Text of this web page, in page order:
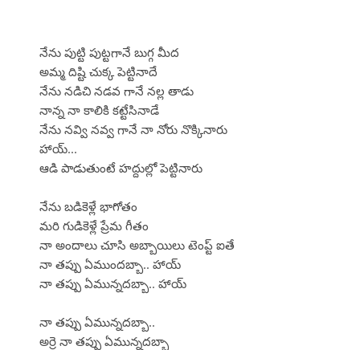
నేను పుట్టి పుట్టగానే బుగ్గ మీద
అమ్మ దిష్టి చుక్క పెట్టినాదే
నేను నడిచి నడవ గానే నల్ల తాడు
నాన్న నా కాలికి కట్టేసినాడే
నేను నవ్వి నవ్వ గానే నా నోరు నొక్కినారు
హాయ్...
ఆడి పాడుతుంటే హద్దుల్లో పెట్టినారు
నేను బడికెళ్లే భాగోతం
మరి గుడికెళ్లే ప్రేమ గీతం
నా అందాలు చూసి అబ్బాయిలు టెంప్ట్ ఐతే
నా తప్పు ఏముందబ్బా.. హాయ్
నా తప్పు ఏమున్నదబ్బా.. హాయ్
నా తప్పు ఏమున్నదబ్బా..
అర్రె నా తప్పు ఏమున్నదబ్బా